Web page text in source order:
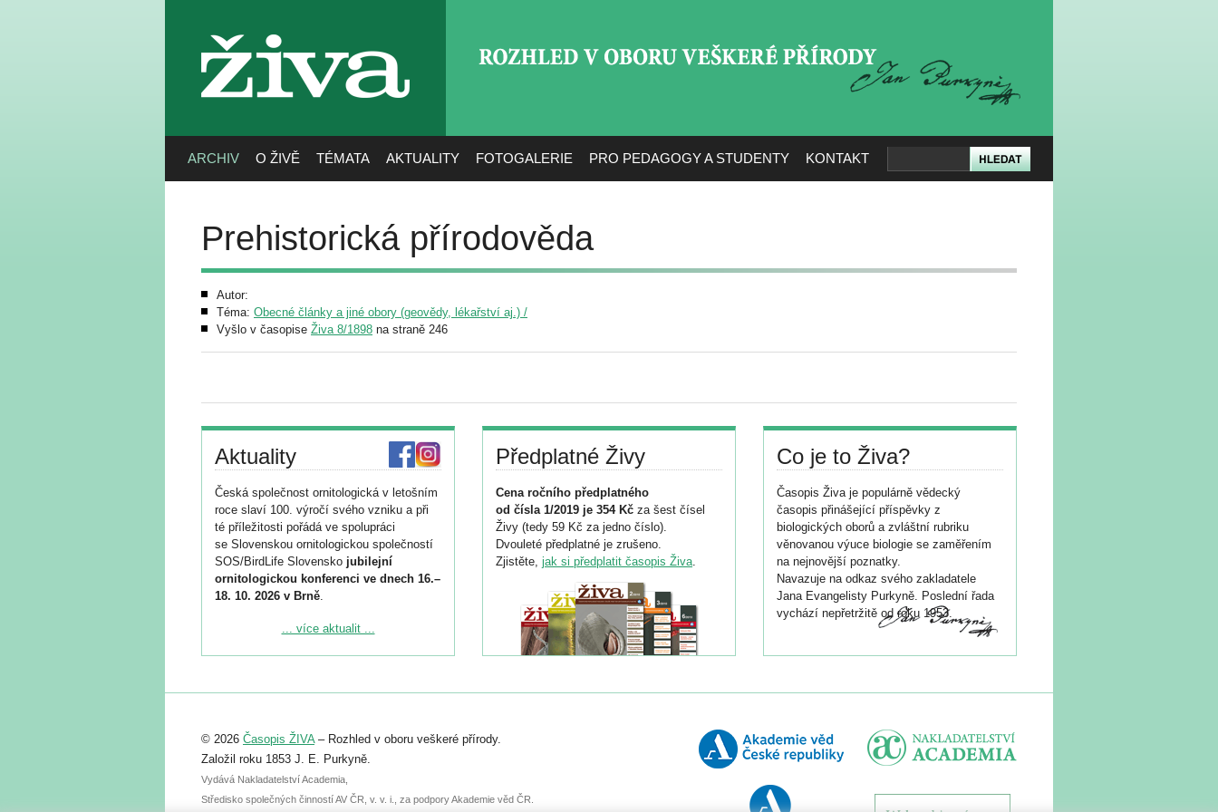
živa
ARCHIV O ŽIVĚ TÉMATA AKTUALITY FOTOGALERIE PRO PEDAGOGY A STUDENTY KONTAKT
Prehistorická přírodověda
Autor:
Téma: Obecné články a jiné obory (geovědy, lékařství aj.) /
Vyšlo v časopise Živa 8/1898 na straně 246
Aktuality
Česká společnost ornitologická v letošním
roce slaví 100. výročí svého vzniku a při
té příležitosti pořádá ve spolupráci
se Slovenskou ornitologickou společností
SOS/BirdLife Slovensko jubilejní
ornitologickou konferenci ve dnech 16.–
18. 10. 2026 v Brně.
Podrobnější informace ke konferenci
Registrovat se můžete do 6. září.
abstraktu přihlášené přednášky nebo
posteru je už 30. června.
... více aktualit ...
Předplatné Živy
Cena ročního předplatného
od čísla 1/2019 je 354 Kč za šest čísel
Živy (tedy 59 Kč za jedno číslo).
Dvouleté předplatné je zrušeno.
Zjistěte, jak si předplatit časopis Živa.
Co je to Živa?
Časopis Živa je populárně vědecký
časopis přinášející příspěvky z
biologických oborů a zvláštní rubriku
věnovanou výuce biologie se zaměřením
na nejnovější poznatky.
Navazuje na odkaz svého zakladatele
Jana Evangelisty Purkyně. Poslední řada
vychází nepřetržitě od roku 1953.
© 2026 Časopis ŽIVA– Rozhled v oboru veškeré přírody.
Založil roku 1853 J. E. Purkyně.
Vydává Nakladatelství Academia,
Středisko společných činností AV ČR, v. v. i., za podpory Akademie věd ČR.